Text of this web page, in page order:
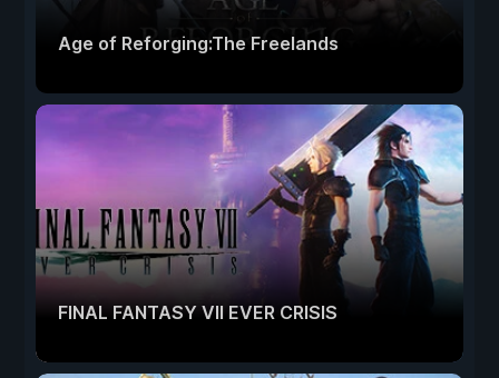
Age of Reforging:The Freelands
FINAL FANTASY VII EVER CRISIS